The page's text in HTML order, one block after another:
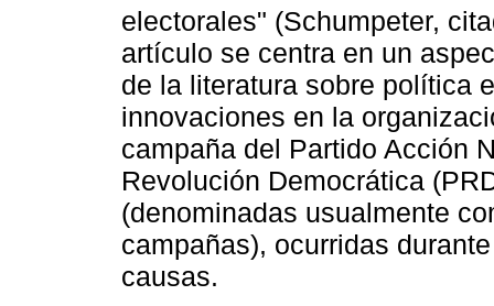
electorales" (Schumpeter,
artículo se centra en un
de la literatura sobre política
innovaciones en la
campaña del Partido Acción
Revolución Democrática
(denominadas usualmente
campañas), ocurridas
causas.